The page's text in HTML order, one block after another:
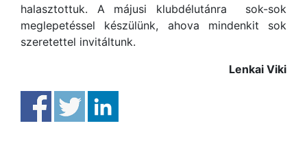
halasztottuk. A májusi klubdélutánra sok-sok
meglepetéssel készülünk, ahova mindenkit sok
szeretettel invitáltunk.
Lenkai Viki